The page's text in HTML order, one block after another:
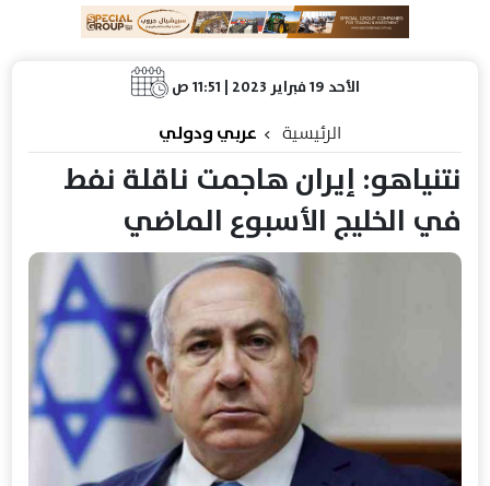
الأحد 19 فبراير 2023 | 11:51 ص
الرئيسية عربي ودولي
نتنياهو: إيران هاجمت ناقلة نفط
في الخليج الأسبوع الماضي